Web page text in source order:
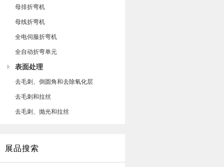
母排折弯机
母线折弯机
全电伺服折弯机
全自动折弯单元
表面处理
去毛刺、倒圆角和去除氧化层
去毛刺和拉丝
去毛刺、抛光和拉丝
展品搜索